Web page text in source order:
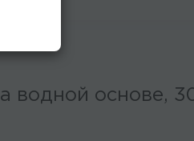
водной основе,